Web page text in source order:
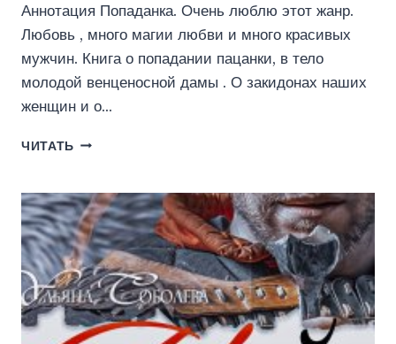
Аннотация Попаданка. Очень люблю этот жанр.
Любовь , много магии любви и много красивых
мужчин. Книга о попадании пацанки, в тело
молодой венценосной дамы . О закидонах наших
женщин и о…
ЧИТАТЬ ЧТО
?
ИЛИ
КАК
ПОПАСТЬ
ПО
КРУПНОМУ.
(ЛЮДМИЛА
ВОВЧЕНКО)